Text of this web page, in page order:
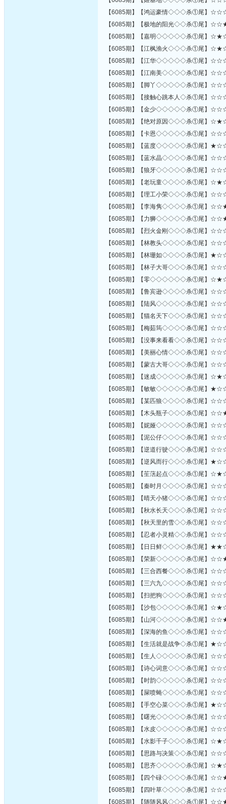
【6085期】【鸿运豪情◇◇◇杀
【6085期】【极地的阳光◇◇
【6085期】【嘉明◇◇◇◇◇杀①
【6085期】【江枫渔火◇◇◇杀
【6085期】【江华◇◇◇◇◇杀①
【6085期】【江南美◇◇◇◇杀
【6085期】【脚丫◇◇◇◇◇杀①
【6085期】【接触心跳本人◇
【6085期】【金少◇◇◇◇◇杀①
【6085期】【绝对原因◇◇◇杀
【6085期】【卡恩◇◇◇◇◇杀①
【6085期】【蓝度◇◇◇◇◇杀①
【6085期】【蓝水晶◇◇◇◇杀
【6085期】【狼牙◇◇◇◇◇杀①
【6085期】【老玩童◇◇◇◇杀
【6085期】【理工小荣◇◇◇杀
【6085期】【李海隽◇◇◇◇杀
【6085期】【力狮◇◇◇◇◇杀①
【6085期】【烈火金刚◇◇◇杀
【6085期】【林教头◇◇◇◇杀
【6085期】【林珊如◇◇◇◇杀
【6085期】【林子大哥◇◇◇杀
【6085期】【零◇◇◇◇◇◇杀①
【6085期】【鲁宾逊◇◇◇◇杀
【6085期】【陆风◇◇◇◇◇杀①
【6085期】【猫名天下◇◇◇杀
【6085期】【梅茹筠◇◇◇◇杀
【6085期】【没事来看看◇◇
【6085期】【美丽心情◇◇◇杀
【6085期】【蒙古大哥◇◇◇杀
【6085期】【迷成◇◇◇◇◇杀①
【6085期】【敏敏◇◇◇◇◇杀①
【6085期】【某匹狼◇◇◇◇杀
【6085期】【木头瓶子◇◇◇杀
【6085期】【妮娅◇◇◇◇◇杀①
【6085期】【泥公仔◇◇◇◇杀
【6085期】【逆道行驶◇◇◇杀
【6085期】【逆风而行◇◇◇杀
【6085期】【苼萿起点◇◇◇杀
【6085期】【秦时月◇◇◇◇杀
【6085期】【晴天小猪◇◇◇杀
【6085期】【秋水长天◇◇◇杀
【6085期】【秋天里的雪◇◇
【6085期】【忍者小灵精◇◇
【6085期】【日日鲜◇◇◇◇杀
【6085期】【荣新◇◇◇◇◇杀①
【6085期】【三合西餐◇◇◇杀
【6085期】【三六九◇◇◇◇杀
【6085期】【扫把狗◇◇◇◇杀
【6085期】【沙包◇◇◇◇◇杀①
【6085期】【山河◇◇◇◇◇杀①
【6085期】【深海的鱼◇◇◇杀
【6085期】【生活就是战争◇
【6085期】【生人◇◇◇◇◇杀①
【6085期】【诗心词意◇◇◇杀
【6085期】【时韵◇◇◇◇◇杀①
【6085期】【屎喷蝇◇◇◇◇杀
【6085期】【手空心菜◇◇◇杀
【6085期】【曙光◇◇◇◇◇杀①
【6085期】【水皮◇◇◇◇◇杀①
【6085期】【水影千子◇◇◇杀
【6085期】【思路与决策◇◇
【6085期】【思齐◇◇◇◇◇杀①
【6085期】【四个碌◇◇◇◇杀
【6085期】【四叶草◇◇◇◇杀
【6085期】【随随风风◇◇◇杀